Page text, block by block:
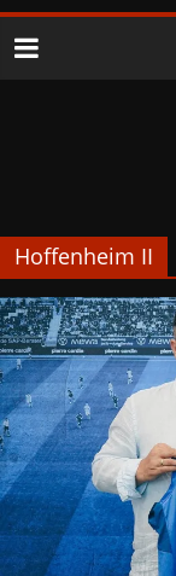
Hoffenheim II